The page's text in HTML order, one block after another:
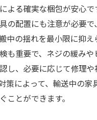
よる確実な梱包が安心で
の配置にも注意が必要
中の揺れを最小限に抑え
も重要で、ネジの緩み
し、必要に応じて修理
策によって、輸送中の家
ことができます。